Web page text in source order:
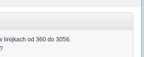
linijkach od 360 do 3056.